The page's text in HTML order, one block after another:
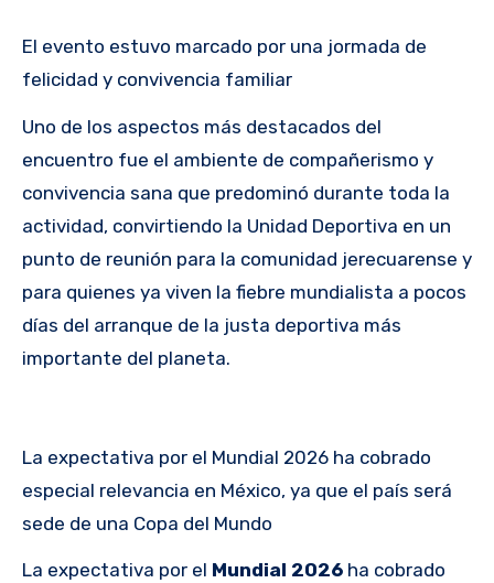
El evento estuvo marcado por una jormada de
felicidad y convivencia familiar
Uno de los aspectos más destacados del
encuentro fue el ambiente de compañerismo y
convivencia sana que predominó durante toda la
actividad, convirtiendo la Unidad Deportiva en un
punto de reunión para la comunidad jerecuarense y
para quienes ya viven la fiebre mundialista a pocos
días del arranque de la justa deportiva más
importante del planeta.
La expectativa por el Mundial 2026 ha cobrado
especial relevancia en México, ya que el país será
sede de una Copa del Mundo
La expectativa por el Mundial 2026 ha cobrado